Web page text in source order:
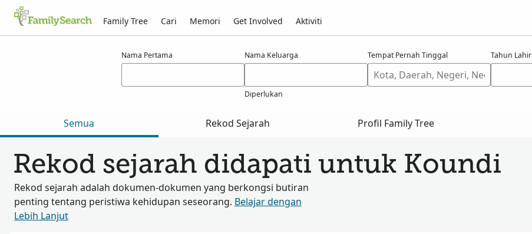
Family Tree Cari Memori Get Involved Aktiviti
Nama Pertama Nama Keluarga
Diperlukan
Tempat Pernah Tinggal Tahun Lahir
Semua Rekod Sejarah Profil Family Tree
Rekod sejarah didapati untuk Koundi
Rekod sejarah adalah dokumen-dokumen yang berkongsi butiran
penting tentang peristiwa kehidupan seseorang. Belajar dengan
Lebih Lanjut